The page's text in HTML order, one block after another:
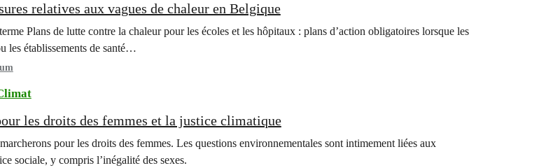
relatives aux vagues de chaleur en Belgique
Plans de lutte contre la chaleur pour les écoles et les hôpitaux : plans d’action obligatoires lorsque les
les établissements de santé…
les droits des femmes et la justice climatique
pour les droits des femmes. Les questions environnementales sont intimement liées aux
sociale, y compris l’inégalité des sexes.